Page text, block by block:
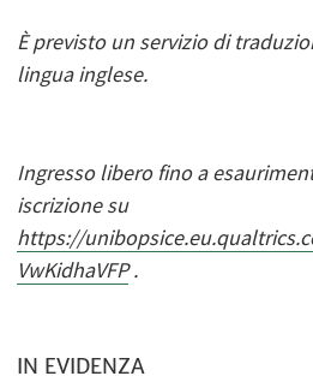
È previsto un servizio di
lingua inglese.
Ingresso libero fino a
iscrizione su
https://
VwKidhaVFP.
IN EVIDENZA